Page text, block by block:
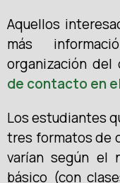
Aquellos
más
organización del
de contacto en
Los estudiantes
tres formatos de
varían según el
básico (con